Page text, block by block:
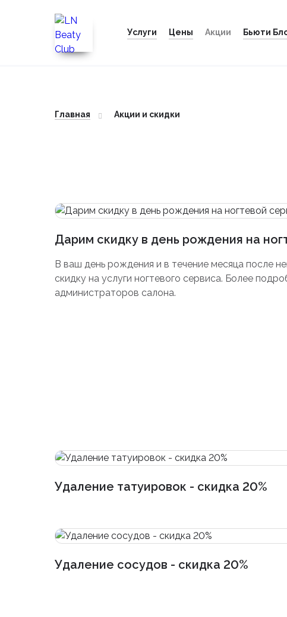
Услуги Цены Акции Бьюти
Главная Акции и скидки
Дарим скидку в день рождения на
В ваш день рождения и в течение месяца после
скидку на услуги ногтевого сервиса. Более
администраторов салона.
Удаление татуировок - скидка 20%
Удаление сосудов - скидка 20%